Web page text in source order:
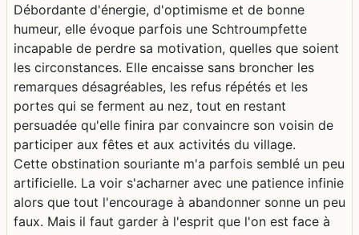
Débordante d'énergie, d'optimisme et de bonne
humeur, elle évoque parfois une Schtroumpfette
incapable de perdre sa motivation, quelles que soient
les circonstances. Elle encaisse sans broncher les
remarques désagréables, les refus répétés et les
portes qui se ferment au nez, tout en restant
persuadée qu'elle finira par convaincre son voisin de
participer aux fêtes et aux activités du village.
Cette obstination souriante m'a parfois semblé un peu
artificielle. La voir s'acharner avec une patience infinie
alors que tout l'encourage à abandonner sonne un peu
faux. Mais il faut garder à l'esprit que l'on est face à